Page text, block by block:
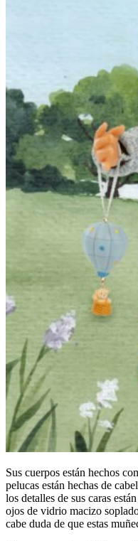
Sus cuerpos están hechos
pelucas están hechas de
los detalles de sus caras
ojos de vidrio macizo
cabe duda de que estas